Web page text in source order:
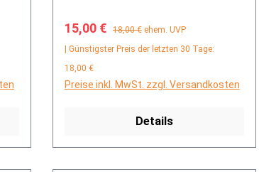
Verkaufspreis:
15,00 € Regulärer Preis:
18,00 € ehem. UVP
| Günstigster Preis der letzten 30 Tage:
18,00 €
Preise inkl. MwSt. zzgl. Versandkosten
Details